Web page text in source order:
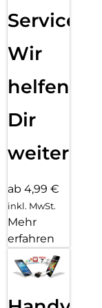
Service:
Wir
helfen
Dir
weiter
ab 4,99 €
inkl. MwSt.
Mehr
erfahren